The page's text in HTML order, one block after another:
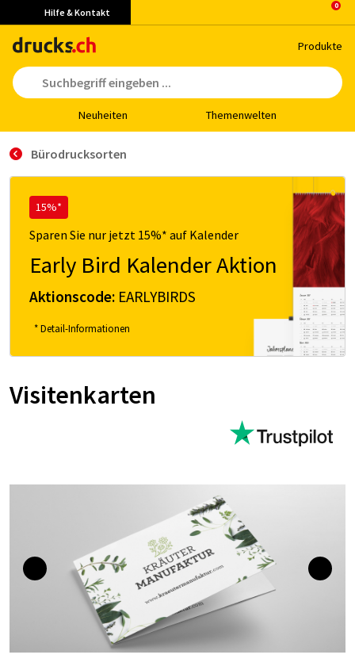
Hilfe & Kontakt
Pro­duk­te
Neu­hei­ten The­men­wel­ten
Bürodrucksorten
15%*
Sparen Sie nur jetzt 15%* auf Kalender
Early Bird Kalender Aktion
Aktionscode: EARLYBIRDS
* Detail-Informationen
Visitenkarten